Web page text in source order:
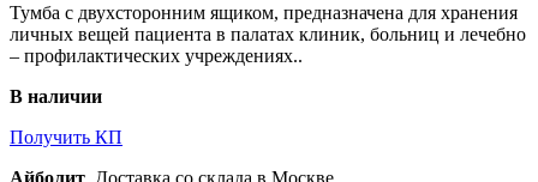
Тумба с двухсторонним ящиком, предназначена для хранения
личных вещей пациента в палатах клиник, больниц и лечебно
– профилактических учреждениях..
В наличии
Получить КП
Айболит , Доставка со склада в Москве